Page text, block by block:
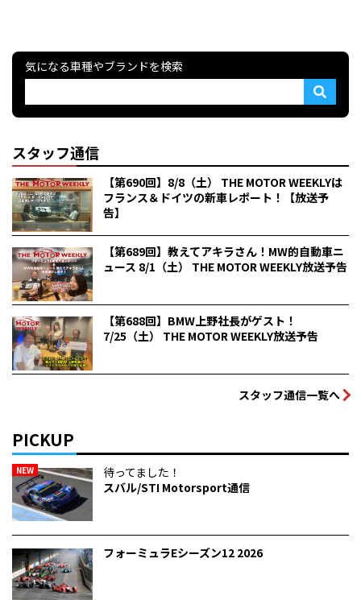
気になる車種やブランドを検索
スタッフ通信
【第690回】8/8（土） THE MOTOR WEEKLYは
フランス＆ドイツの新車レポート！【放送予
告】
【第689回】教えてアキラさん！MW的自動車ニ
ュース 8/1（土） THE MOTOR WEEKLY放送予告
【第688回】BMW上野社長がゲスト！
7/25（土） THE MOTOR WEEKLY放送予告
スタッフ通信一覧へ
PICKUP
NEW
待ってました！
スバル/STI Motorsport通信
フォーミュラEシーズン12 2026